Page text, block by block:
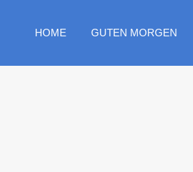
HOME GUTEN MORGEN